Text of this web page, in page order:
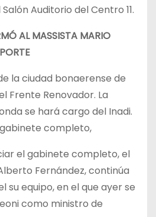
Salón Auditorio del Centro 11.
AL MASSISTA MARIO
la ciudad bonaerense de
Frente Renovador. La
se hará cargo del Inadi.
completo,
el gabinete completo, el
Fernández, continúa
su equipo, en el que ayer se
como ministro de